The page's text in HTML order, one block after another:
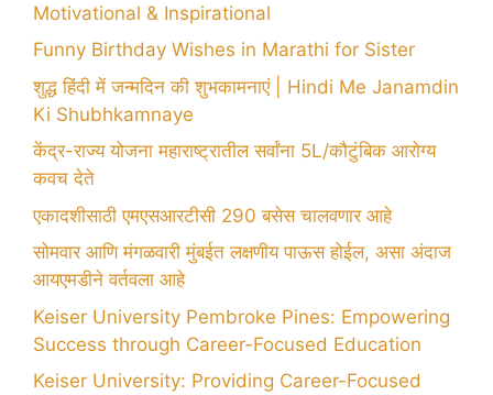
Motivational & Inspirational
Funny Birthday Wishes in Marathi for Sister
शुद्ध हिंदी में जन्मदिन की शुभकामनाएं | Hindi Me Janamdin
Ki Shubhkamnaye
केंद्र-राज्य योजना महाराष्ट्रातील सर्वांना 5L/कौटुंबिक आरोग्य
कवच देते
एकादशीसाठी एमएसआरटीसी 290 बसेस चालवणार आहे
सोमवार आणि मंगळवारी मुंबईत लक्षणीय पाऊस होईल, असा अंदाज
आयएमडीने वर्तवला आहे
Keiser University Pembroke Pines: Empowering
Success through Career-Focused Education
Keiser University: Providing Career-Focused